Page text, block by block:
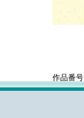
作品番号